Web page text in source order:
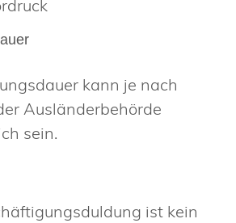
kann je nach
Ausländerbehörde
sein.
ist kein